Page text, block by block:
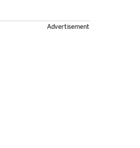
Advertisement